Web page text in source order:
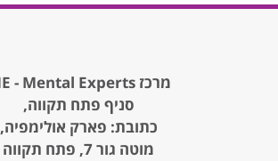
מרכז ME - Mental Experts,
סניף פתח תקווה,
כתובת: פארק אולימפיה,
מוטה גור 7, פתח תקווה